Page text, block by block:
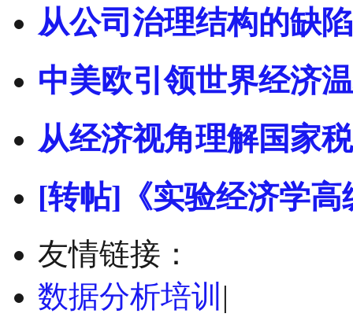
从公司治理结构的缺
中美欧引领世界经济
从经济视角理解国家
[转帖]《实验经济学高
友情链接：
数据分析培训 |